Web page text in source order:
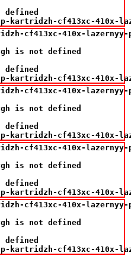
defined
kartridzh-cf413xc-410x-
cf413xc-410x-lazernyy-
is not defined
defined
kartridzh-cf413xc-410x-
410x-lazernyy-
is not defined
defined
kartridzh-cf413xc-410x-
410x-lazernyy-
is not defined
defined
kartridzh-cf413xc-410x-
cf413xc-410x-lazernyy-
is not defined
defined
kartridzh-cf413xc-410x-